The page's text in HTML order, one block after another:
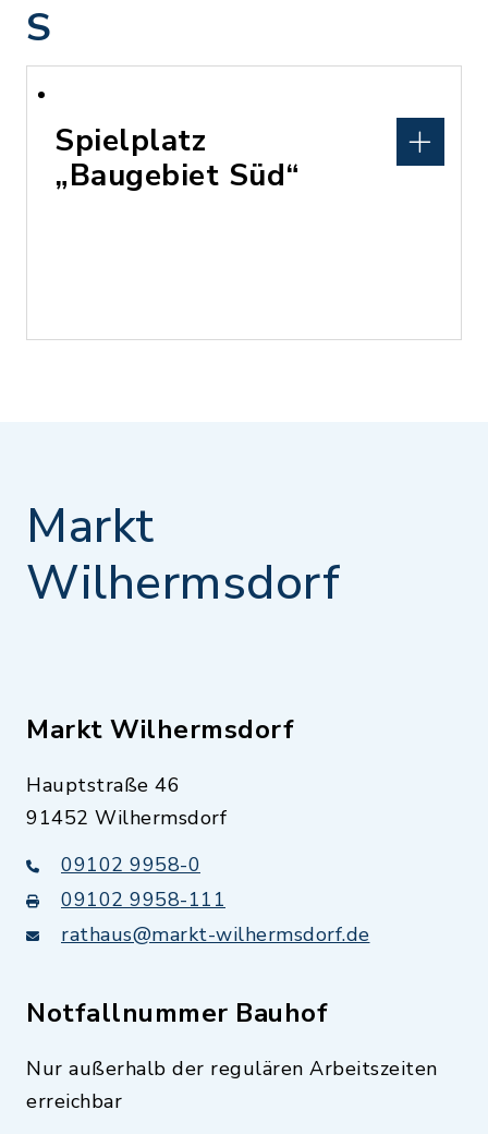
S
Spielplatz
„Baugebiet Süd“
Markt
Wilhermsdorf
Markt Wilhermsdorf
Hauptstraße 46
91452 Wilhermsdorf
09102 9958-0
09102 9958-111
rathaus@markt-wilhermsdorf.de
Notfallnummer Bauhof
Nur außerhalb der regulären Arbeitszeiten
erreichbar